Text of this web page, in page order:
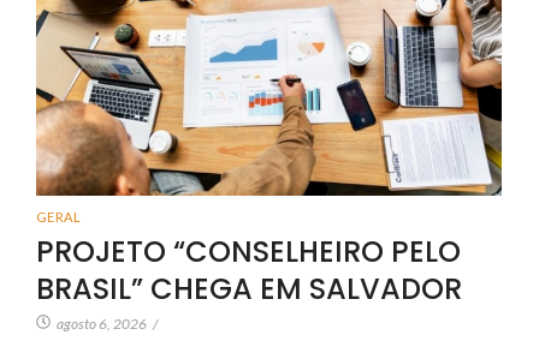
GERAL
PROJETO “CONSELHEIRO PELO
BRASIL” CHEGA EM SALVADOR
agosto 6, 2026 /